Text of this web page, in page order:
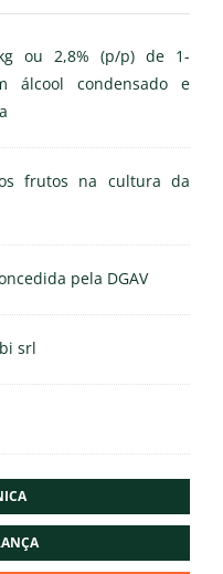
ou 2,8% (p/p) de 1-
álcool condensado e
frutos na cultura da
pela DGAV
srl